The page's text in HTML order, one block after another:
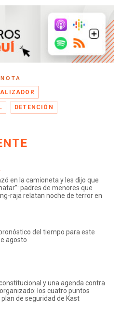
DETENCIÓN
en la camioneta y les dijo que
padres de menores que
raja relatan noche de terror en
del tiempo para este
agosto
y una agenda contra
los cuatro puntos
de seguridad de Kast